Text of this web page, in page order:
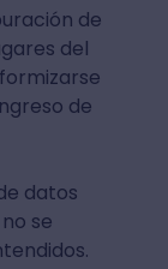
de
del
de
datos
se